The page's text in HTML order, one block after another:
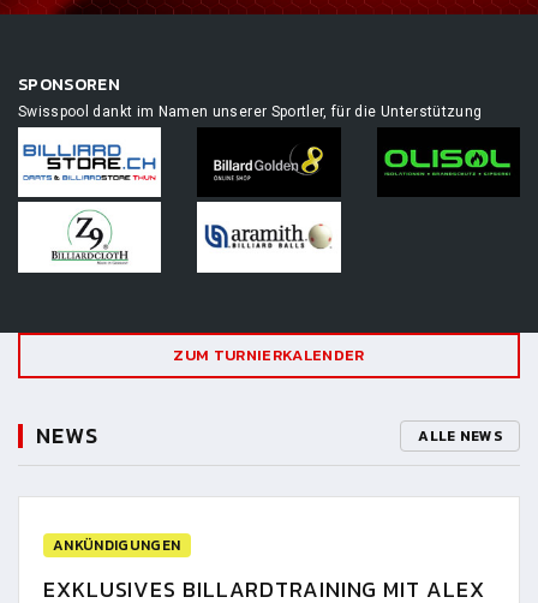
SPONSOREN
Swisspool dankt im Namen unserer Sportler, für die Unterstützung
ZUM TURNIERKALENDER
NEWS ALLE NEWS
ANKÜNDIGUNGEN
EXKLUSIVES BILLARDTRAINING MIT ALEX